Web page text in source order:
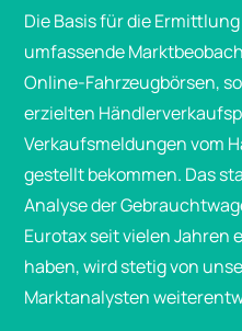
Die Basis für die
umfassende
Online-Fahrzeugbörsen,
erzielten
Verkaufsmeldungen vom
gestellt bekommen. Das
Analyse der
Eurotax seit vielen Jahren
haben, wird stetig von
Marktanalysten